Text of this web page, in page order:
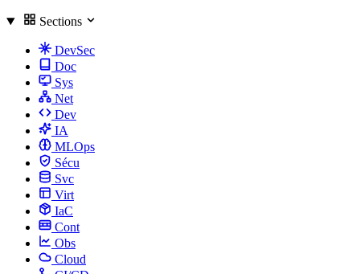
Sections
DevSec
Doc
Sys
Net
Dev
IA
MLOps
Sécu
Svc
Virt
IaC
Cont
Obs
Cloud